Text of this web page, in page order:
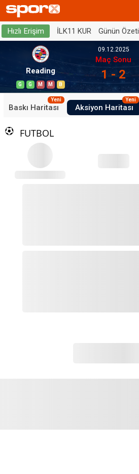
Hızlı Erişim İLK11 KUR Günün Özeti
Reading
G G M M B
09.12.2025
Maç Sonu
1 - 2
Baskı Haritası
Yeni
Aksiyon Haritası
Yeni
FUTBOL